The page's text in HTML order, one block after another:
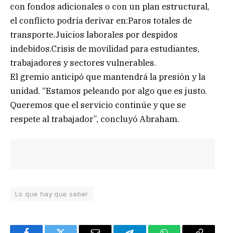
con fondos adicionales o con un plan estructural,
el conflicto podría derivar en:Paros totales de
transporte.Juicios laborales por despidos
indebidos.Crisis de movilidad para estudiantes,
trabajadores y sectores vulnerables.
El gremio anticipó que mantendrá la presión y la
unidad. “Estamos peleando por algo que es justo.
Queremos que el servicio continúe y que se
respete al trabajador”, concluyó Abraham.
Lo que hay que saber